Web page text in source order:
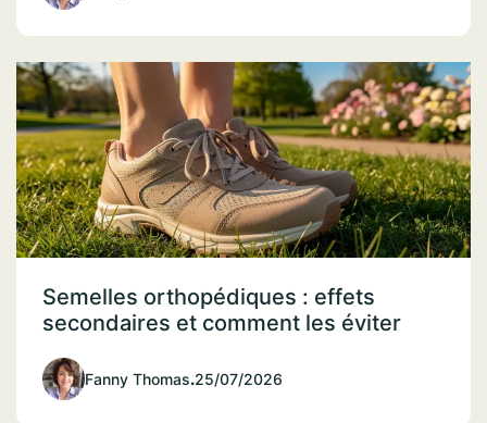
Semelles orthopédiques : effets
secondaires et comment les éviter
Fanny Thomas.25/07/2026